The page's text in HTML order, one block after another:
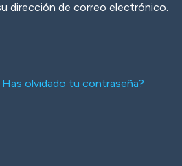
dirección de correo electrónico.
Has olvidado tu contraseña?